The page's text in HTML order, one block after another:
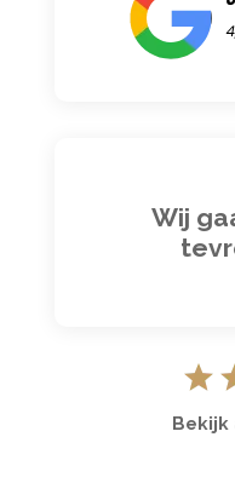
Wij
Bekijk